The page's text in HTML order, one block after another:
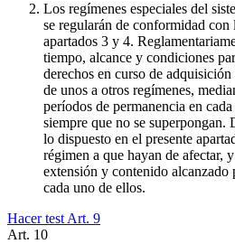
Los regímenes especiales del
se regularán de conformidad
apartados 3 y 4.
tiempo, alcance y condiciones
derechos en curso de adquisición
de unos a otros regímenes,
períodos de permanencia en
siempre que no se superpongan.
lo dispuesto en el presente
régimen a que hayan de afectar,
extensión y contenido alcanzado
cada uno de ellos.
Hacer test Art. 9
Art. 10